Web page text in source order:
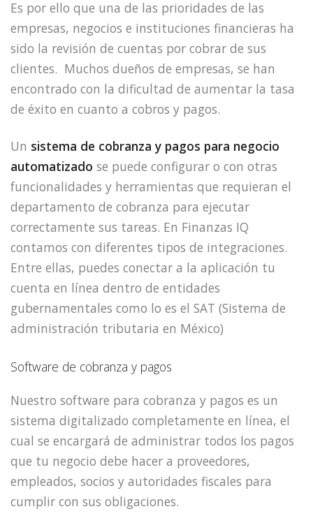
Es por ello que una de las prioridades de las
empresas, negocios e instituciones financieras ha
sido la revisión de cuentas por cobrar de sus
clientes. Muchos dueños de empresas, se han
encontrado con la dificultad de aumentar la tasa
de éxito en cuanto a cobros y pagos.
Un sistema de cobranza y pagos para negocio
automatizado se puede configurar o con otras
funcionalidades y herramientas que requieran el
departamento de cobranza para ejecutar
correctamente sus tareas. En Finanzas IQ
contamos con diferentes tipos de integraciones.
Entre ellas, puedes conectar a la aplicación tu
cuenta en línea dentro de entidades
gubernamentales como lo es el SAT (Sistema de
administración tributaria en México)
Software de cobranza y pagos
Nuestro software para cobranza y pagos es un
sistema digitalizado completamente en línea, el
cual se encargará de administrar todos los pagos
que tu negocio debe hacer a proveedores,
empleados, socios y autoridades fiscales para
cumplir con sus obligaciones.